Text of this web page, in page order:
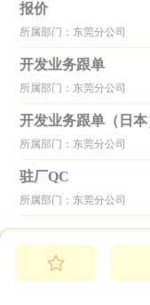
报价
所属部门：东莞分公司
开发业务跟单
所属部门：东莞分公司
开发业务跟单（日本
所属部门：东莞分公司
驻厂QC
所属部门：东莞分公司